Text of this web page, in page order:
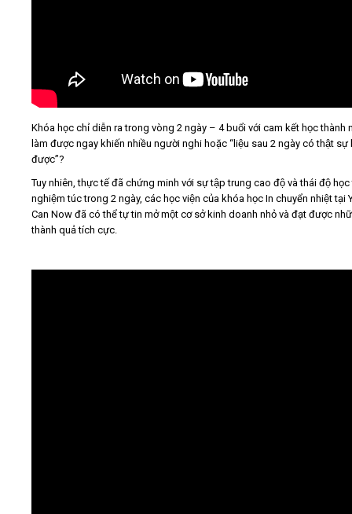
Khóa học chỉ diễn ra trong vòng 2 ngày – 4 buổi với cam kết học thành
làm được ngay khiến nhiều người nghi hoặc “liệu sau 2 ngày có thật sự
được”?
Tuy nhiên, thực tế đã chứng minh với sự tập trung cao độ và thái độ
nghiệm túc trong 2 ngày, các học viện của khóa học In chuyển nhiệt tại
Can Now đã có thể tự tin mở một cơ sở kinh doanh nhỏ và đạt được
thành quả tích cực.